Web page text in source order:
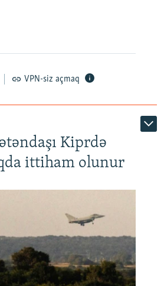
VPN-siz açmaq
Kiprdə
ittiham olunur